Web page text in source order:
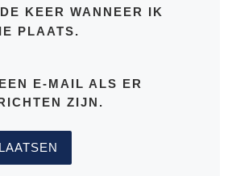
KEER WANNEER IK
PLAATS.
E-MAIL ALS ER
ZIJN.